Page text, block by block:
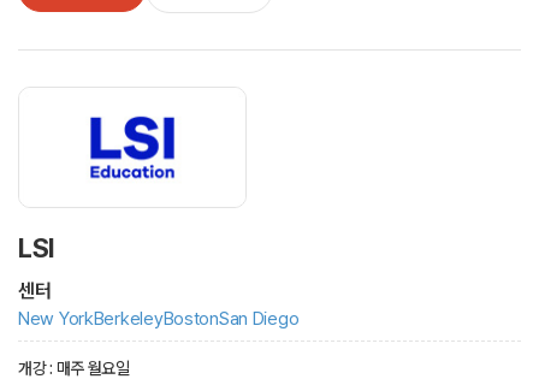
LSI
센터
New YorkBerkeleyBostonSan Diego
개강 : 매주 월요일